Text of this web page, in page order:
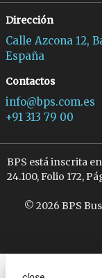
Dirección
Calle Azcona 12,
España
Contactos
info@bps.com.es
+91 313 79 00
BPS está inscrita
24.100, Folio 172,
© 2026 BPS